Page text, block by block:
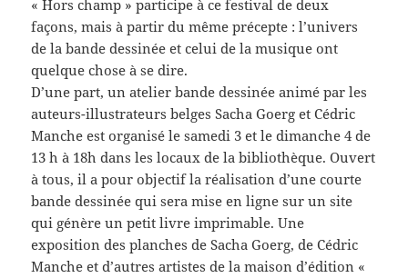
« Hors champ » participe à ce festival de deux
façons, mais à partir du même précepte : l’univers
de la bande dessinée et celui de la musique ont
quelque chose à se dire.
D’une part, un atelier bande dessinée animé par les
auteurs-illustrateurs belges Sacha Goerg et Cédric
Manche est organisé le samedi 3 et le dimanche 4 de
13 h à 18h dans les locaux de la bibliothèque. Ouvert
à tous, il a pour objectif la réalisation d’une courte
bande dessinée qui sera mise en ligne sur un site
qui génère un petit livre imprimable. Une
exposition des planches de Sacha Goerg, de Cédric
Manche et d’autres artistes de la maison d’édition «